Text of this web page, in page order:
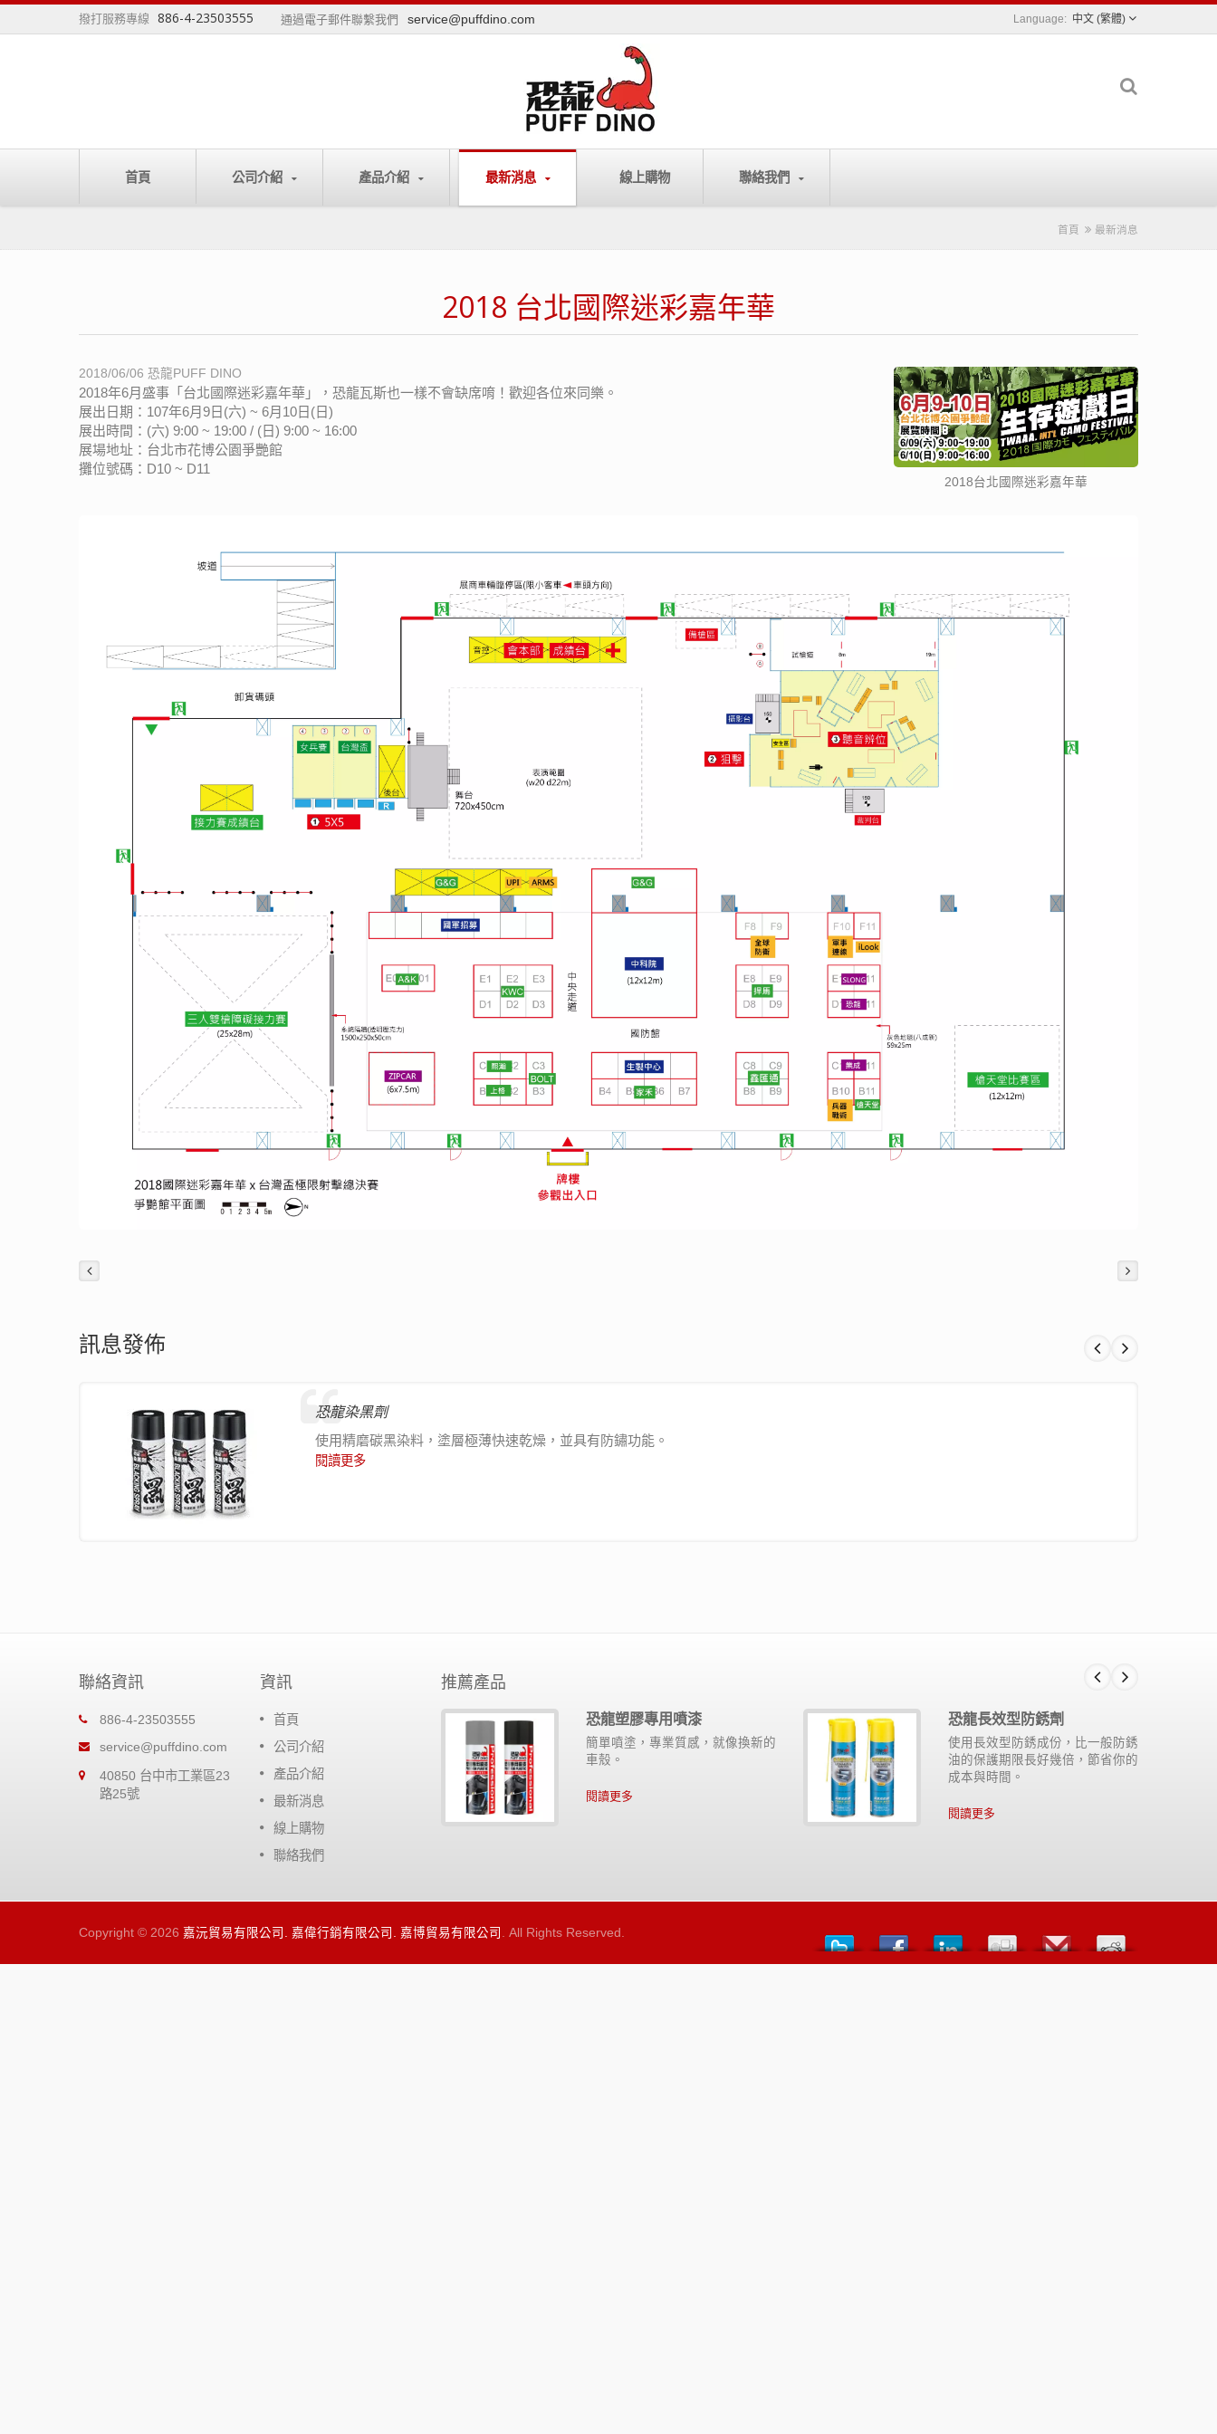
撥打服務專線 886-4-23503555 通過電子郵件聯繫我們 service@puffdino.com 中文 (繁體)
首頁 公司介紹 產品介紹 最新消息 線上購物 聯絡我們
首頁 最新消息
2018 台北國際迷彩嘉年華
2018/06/06 恐龍PUFF DINO
2018台北國際迷彩嘉年華
2018年6月盛事「台北國際迷彩嘉年華」，恐龍瓦斯也一樣不會缺席唷！歡迎各位來同樂。
展出日期：107年6月9日(六) ~ 6月10日(日)
展出時間：(六) 9:00 ~ 19:00 / (日) 9:00 ~ 16:00
展場地址：台北市花博公園爭艷館
攤位號碼：D10 ~ D11
訊息發佈
恐龍染黑劑
使用精磨碳黑染料，塗層極薄快速乾燥，並具有防鏽功能。
閱讀更多
聯絡資訊
886-4-23503555
service@puffdino.com
40850 台中市工業區23
路25號
資訊
首頁
公司介紹
產品介紹
最新消息
線上購物
聯絡我們
推薦產品
恐龍超潤滑矽油
高粘度矽油提供零配件極佳的潤滑
屬都很安全。
恐龍塑膠專用噴漆
簡單噴塗，專業質感，就像換新的
車殼。
閱讀更多
恐龍長效型防銹劑
使用長效型防銹成份，比一般防銹
油的保護期限長好幾倍，節省你的
成本與時間。
閱讀更多
Copyright © 2026 嘉沅貿易有限公司. 嘉偉行銷有限公司. 嘉博貿易有限公司 . All Rights Reserved.